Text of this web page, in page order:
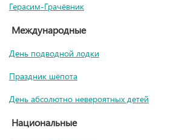
Герасим-Грачёвник
Международные
День подводной лодки
Праздник шёпота
День абсолютно невероятных детей
Национальные